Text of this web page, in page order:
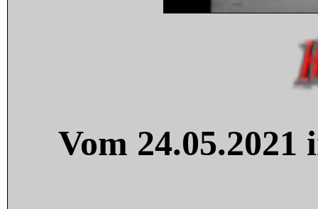
Vom